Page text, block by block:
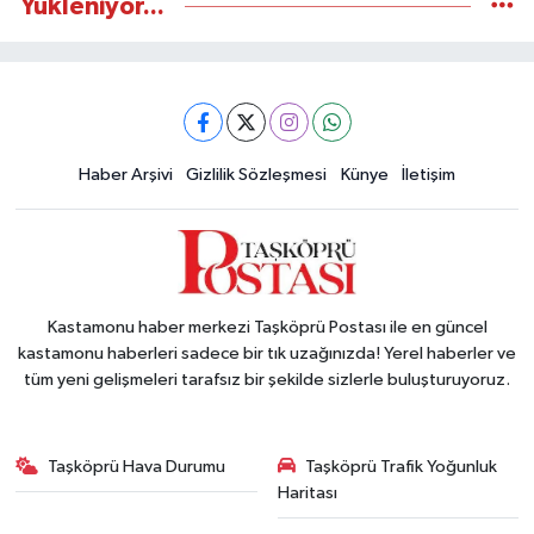
Yükleniyor...
Haber Arşivi Gizlilik Sözleşmesi Künye İletişim
Kastamonu haber merkezi Taşköprü Postası ile en güncel
kastamonu haberleri sadece bir tık uzağınızda! Yerel haberler ve
tüm yeni gelişmeleri tarafsız bir şekilde sizlerle buluşturuyoruz.
Taşköprü Hava Durumu
Taşköprü Trafik Yoğunluk
Haritası